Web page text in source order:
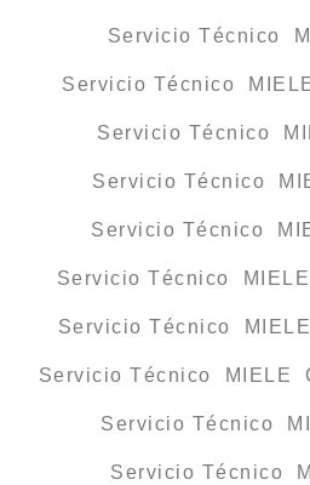
Servicio Técnico
Servicio Técnico
Servicio Técnico
Servicio Técnico
Servicio Técnico
Servicio Técnico
Servicio Técnico
Servicio Técnico MIELE
Servicio Técnico
Servicio Técnico